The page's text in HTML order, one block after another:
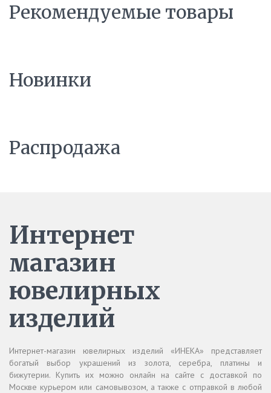
Рекомендуемые товары
Новинки
Распродажа
Интернет
магазин
ювелирных
изделий
Интернет-магазин ювелирных изделий «ИНЕКА» представляет
богатый выбор украшений из золота, серебра, платины и
бижутерии. Купить их можно онлайн на сайте с доставкой по
Москве курьером или самовывозом, а также с отправкой в любой